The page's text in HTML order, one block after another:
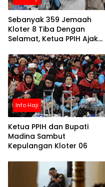
Sebanyak 359 Jemaah
Kloter 8 Tiba Dengan
Selamat, Ketua PPIH Ajak
Info Haji
Ketua PPIH dan Bupati
Madina Sambut
Kepulangan Kloter 06